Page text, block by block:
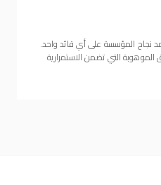
نجاح المؤسسة على أي قائد واحد.
الموهوبة التي تضمن الاستمرارية